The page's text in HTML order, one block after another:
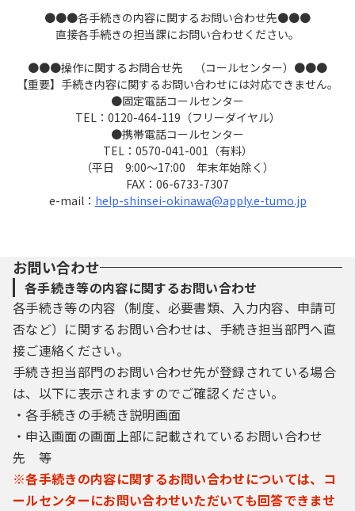
４．利用規約の同意
(1) 利用者は、この規約に同意されるこ
とが必要です。利用者が電子申請サービスを
利用した場合は、この規
約に同意したものとみなします。
(2) 利用者は、この規約の趣旨を十分に
ご理解、ご承諾のうえ、本サービスをご利用
ください。
５．利用者の通信環境等
利用者は、電子申請サービスを利用する
際に必要なすべての環境整備（パソコン等機
す。
推奨ブラウザ等、利用環境の詳細はヘル
プをご参照ください。ヘルプをご参照のう
え、なおご不明な点がござい
ましたら、コールセンターまでお問い合わ
せされますようお願いいたします。
６．利用時間
(1) 電子申請サービスの利用時間は原則
24時間365日です。 ただし、保守等の必要が
あるときは、利用者へ事
サービスの停止、休止、中断等を行うことが
できるものとします。
●●●各手続きの内容に関するお問い合わせ先●●●
直接各手続きの担当課にお問い合わせください。
●●●操作に関するお問合せ先 （コールセンター）●●●
【重要】手続き内容に関するお問い合わせには対応できません。
●固定電話コールセンター
TEL：0120-464-119（フリーダイヤル）
●携帯電話コールセンター
TEL：0570-041-001（有料）
（平日 9:00～17:00 年末年始除く）
FAX：06-6733-7307
e-mail： help-shinsei-okinawa@apply.e-tumo.jp
お問い合わせ
各手続き等の内容に関するお問い合わせ
各手続き等の内容（制度、必要書類、入力内容、申請可
否など）に関するお問い合わせは、手続き担当部門へ直
接ご連絡ください。
手続き担当部門のお問い合わせ先が登録されている場合
は、以下に表示されますのでご確認ください。
・各手続きの手続き説明画面
・申込画面の画面上部に記載されているお問い合わせ
先 等
※各手続きの内容に関するお問い合わせについては、コ
ールセンターにお問い合わせいただいても回答できませ